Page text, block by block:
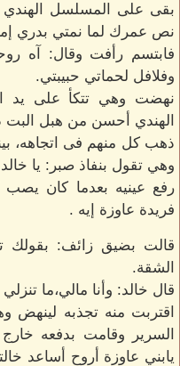
بقى على المسلسل الهندي
نص عمرك لما نمتي بدري
فابتسم رأفت وقال: آه
وفلافل لحماتي حبيبتي.
نهضت وهي تتكأ على يد
الهندي أحسن من هبل البت
ذهب كل منهم فى اتجاهه،
وهي تقول بنفاذ صبر: يا
رفع عينيه بعدما كان يصب
فريدة عاوزة إيه .
قالت بضيق زائف: بقولك
الشقة.
قال خالد: وأنا مالي،ما
اقتربت منه تجذبه لينهض
السرير وقامت بدفعه
يابني عاوزة أروح أساعد